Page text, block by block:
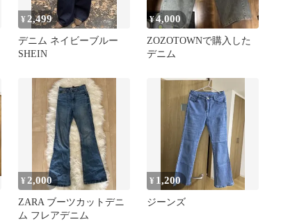
¥ 2,499
デニム ネイビーブルー
SHEIN
¥4,000
ZOZOTOWNで購入した
デニム
¥ 2,000
ZARA ブーツカットデニ
ム フレアデニム
¥ 1,200
ジーンズ